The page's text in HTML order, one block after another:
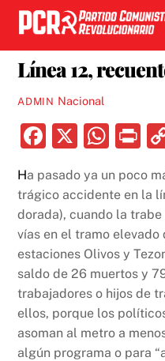
Skip
content
Línea 12,
ADMIN Nacional
F
c
e
b
o
o
k
X
W
at
s
A
p
p
P
nt
Ha pasado ya un poco
trágico accidente en la
dorada), cuando la
vías en el tramo
estaciones Olivos y
saldo de 26 muertos y
trabajadores o hijos de
ellos, porque los
asoman al metro a
algún programa o para